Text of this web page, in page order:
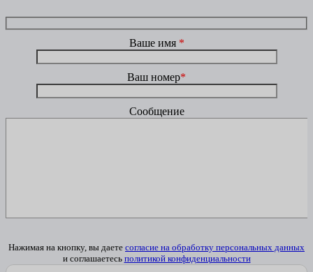
Ваше имя *
Ваш номер*
Сообщение
Нажимая на кнопку, вы даете согласие на обработку персональных данных
и соглашаетесь политикой конфиденциальности